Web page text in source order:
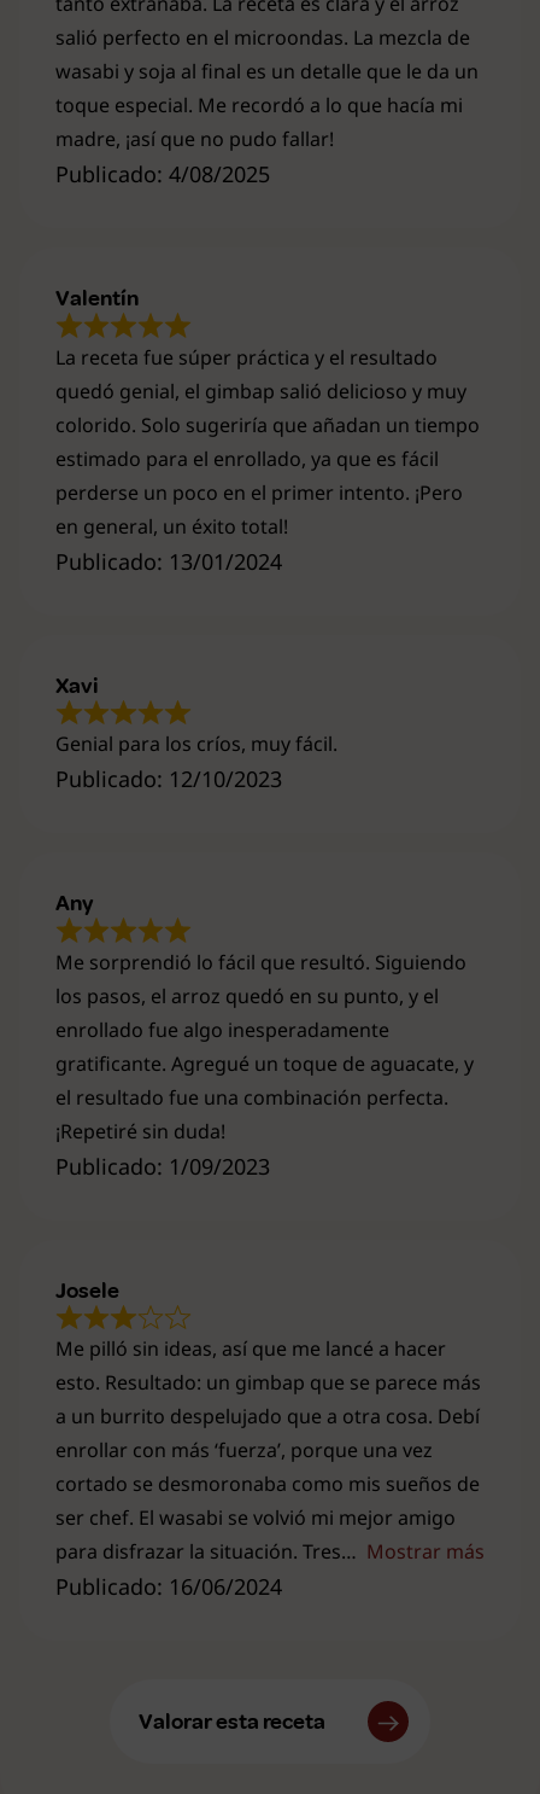
Publicado: 4/08/2025
salió perfecto en el microondas. La mezcla de
wasabi y soja al final es un detalle que le da un
toque especial. Me recordó a lo que hacía mi
madre, ¡así que no pudo fallar!
Publicado: 13/01/2024
La receta fue súper práctica y el resultado
quedó genial, el gimbap salió delicioso y muy
colorido. Solo sugeriría que añadan un tiempo
estimado para el enrollado, ya que es fácil
perderse un poco en el primer intento. ¡Pero
en general, un éxito total!
Valentín
Publicado: 12/10/2023
Genial para los críos, muy fácil.
Xavi
Publicado: 1/09/2023
Me sorprendió lo fácil que resultó. Siguiendo
los pasos, el arroz quedó en su punto, y el
enrollado fue algo inesperadamente
gratificante. Agregué un toque de aguacate, y
el resultado fue una combinación perfecta.
¡Repetiré sin duda!
Any
Publicado: 16/06/2024
Me pilló sin ideas, así que me lancé a hacer
esto. Resultado: un gimbap que se parece más
a un burrito despelujado que a otra cosa. Debí
enrollar con más ‘fuerza’, porque una vez
cortado se desmoronaba como mis sueños de
ser chef. El wasabi se volvió mi mejor amigo
para disfrazar la situación. Tres
Mostrar más
Josele
Valorar esta receta